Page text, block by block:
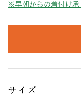
※早朝からの着付け承
サイズ